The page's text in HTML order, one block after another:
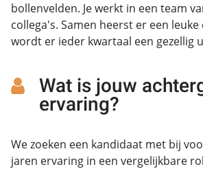
bollenvelden. Je werkt in een team
collega's. Samen heerst er een
wordt er ieder kwartaal een gezellig
Wat is jouw
ervaring?
We zoeken een kandidaat met bij
jaren ervaring in een vergelijkbare